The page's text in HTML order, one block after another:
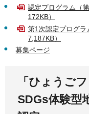
認定プログラム（
172KB）
第1次認定プログラ
7,187KB）
募集ページ
「ひょうご
SDGs体験型